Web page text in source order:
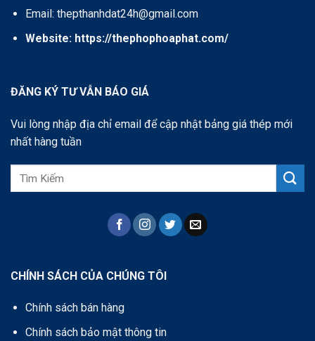
Email: thepthanhdat24h@gmail.com
Website: https://thephophoaphat.com/
ĐĂNG KÝ TƯ VẪN BÁO GIÁ
Vui lòng nhập địa chỉ email để cập nhật bảng giá thép mới
nhất hàng tuần
CHÍNH SÁCH CỦA CHÚNG TÔI
Chính sách bán hàng
Chính sách bảo mật thông tin